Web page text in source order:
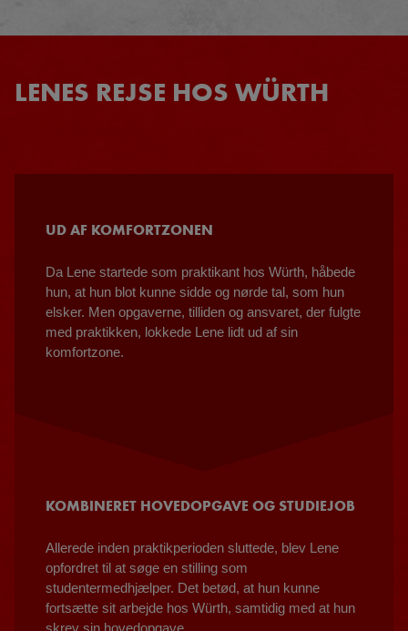
LENES REJSE HOS WÜRTH
UD AF KOMFORTZONEN
Da Lene startede som praktikant hos Würth, håbede
hun, at hun blot kunne sidde og nørde tal, som hun
elsker. Men opgaverne, tilliden og ansvaret, der fulgte
med praktikken, lokkede Lene lidt ud af sin
komfortzone.
KOMBINERET HOVEDOPGAVE OG STUDIEJOB
Allerede inden praktikperioden sluttede, blev Lene
opfordret til at søge en stilling som
studentermedhjælper. Det betød, at hun kunne
fortsætte sit arbejde hos Würth, samtidig med at hun
skrev sin hovedopgave.